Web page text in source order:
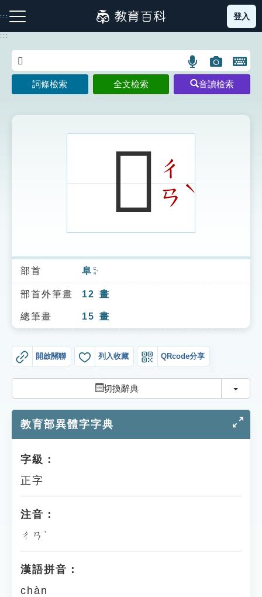
到
主
:::
注音索引圖示 筆畫索引圖示 部首索引表圖示
索引選單
知識索引
單字索引
貓頭鷹博士
登入
:::
語
言
搜
示
圖
片
搜
開
鍵
圖
詞條檢索 全文檢索 音讀檢索
𨻴ㄔ
ㄢˋ
部首 阜 ㄈㄨˋ
部首外筆畫 12 畫
總筆畫 15 畫
開啟關聯 列入收藏 QRcode分享
切換辭典 切換
教育部異體字字典
字級：
正字
注音：
ㄔㄢˋ
漢語拼音：
chàn